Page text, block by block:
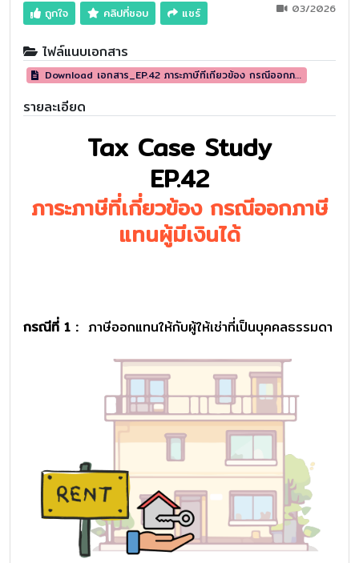
ถูกใจ คลิปที่ชอบ แชร์ 03/2026
ไฟล์แนบเอกสาร
Download เอกสาร_EP.42 ภาระภาษีที่เกี่ยวข้อง กรณีออกภาษีแทนผู้มีเงินได้
รายละเอียด
Tax Case Study
EP.42
ภาระภาษีที่เกี่ยวข้อง กรณีออกภาษี
แทนผู้มีเงินได้
กรณีที่ 1 : ภาษีออกแทนให้กับผู้ให้เช่าที่เป็นบุคคลธรรมดา